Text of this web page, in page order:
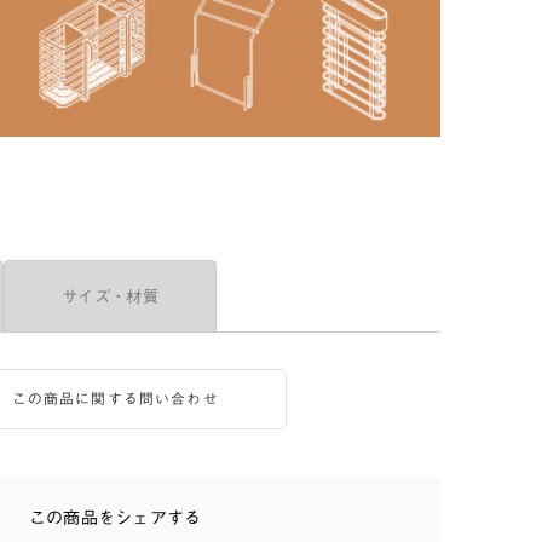
サイズ・材質
この商品に関する問い合わせ
この商品をシェアする